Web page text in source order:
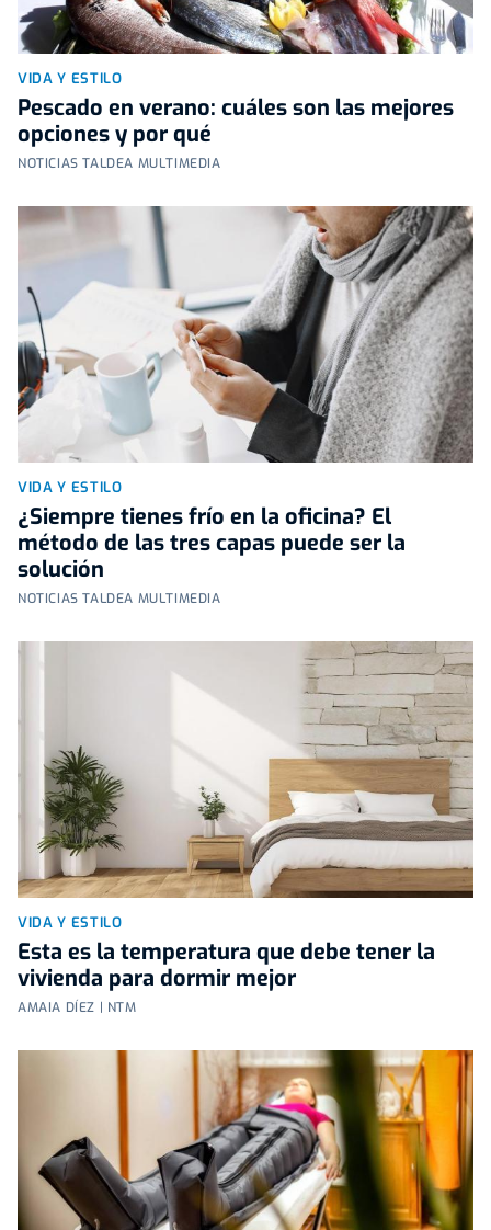
VIDA Y ESTILO
Pescado en verano: cuáles son las mejores
opciones y por qué
NOTICIAS TALDEA MULTIMEDIA
VIDA Y ESTILO
¿Siempre tienes frío en la oficina? El
método de las tres capas puede ser la
solución
NOTICIAS TALDEA MULTIMEDIA
VIDA Y ESTILO
Esta es la temperatura que debe tener la
vivienda para dormir mejor
AMAIA DÍEZ | NTM